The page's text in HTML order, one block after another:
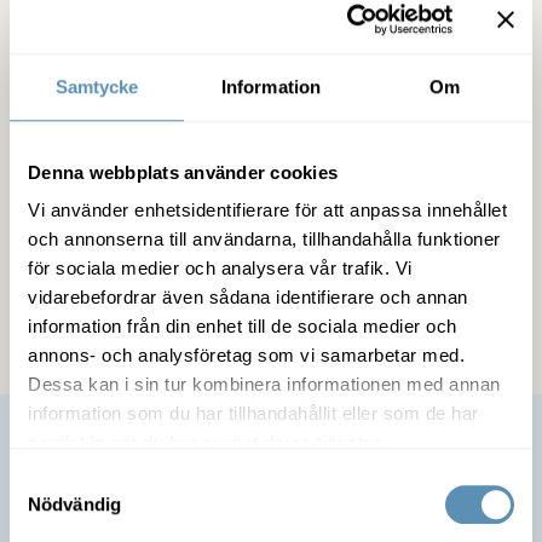
Samtycke Information Om
Denna webbplats använder cookies
Vi använder enhetsidentifierare för att anpassa innehållet
och annonserna till användarna, tillhandahålla funktioner
för sociala medier och analysera vår trafik. Vi
vidarebefordrar även sådana identifierare och annan
information från din enhet till de sociala medier och
annons- och analysföretag som vi samarbetar med.
Dessa kan i sin tur kombinera informationen med annan
information som du har tillhandahållit eller som de har
Nödvändig
Fastigheten
Miljöcertifiering
Kommunikation